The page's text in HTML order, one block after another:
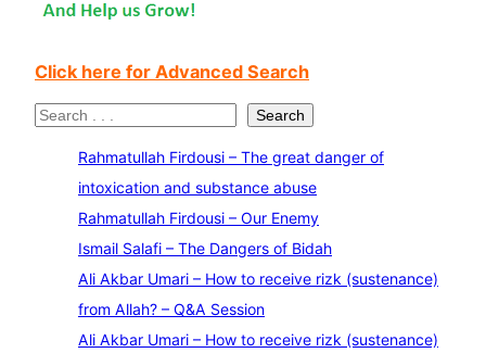
Click here for Advanced Search
S
Search
Rahmatullah Firdousi – The great danger of
intoxication and substance abuse
Rahmatullah Firdousi – Our Enemy
Ismail Salafi – The Dangers of Bidah
Ali Akbar Umari – How to receive rizk (sustenance)
from Allah? – Q&A Session
Ali Akbar Umari – How to receive rizk (sustenance)